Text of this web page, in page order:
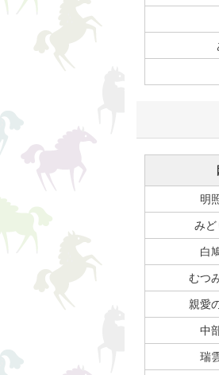
明
みど
白
むつ
親愛
中
瑞